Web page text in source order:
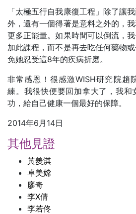
「太極五行自我康復工程」除了讓
外，還有一個得著是意料之外的，
更多正能量。如果時間可以倒流，
加此課程，而不是再去吃任何藥物
免她忍受這8年的疾病折磨。
非常感恩！很感激WISH研究院趙
練。我很快便要回加拿大了，我和
功，給自己健康一個最好的保障。
2014年6月14日
其他見證
黃羨淇
卓美嫦
廖奇
李X倩
李若佟